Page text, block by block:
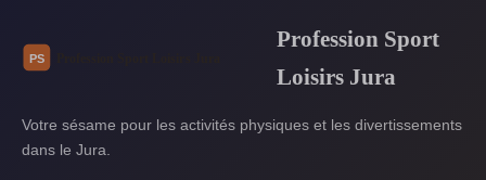
Profession Sport
Loisirs Jura
Votre sésame pour les activités physiques et les divertissements
dans le Jura.